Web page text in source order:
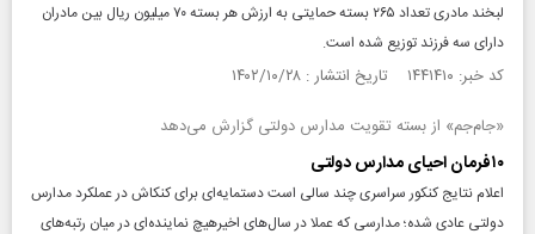
لبخند مادری تعداد ۲۶۵ بسته حمایتی به ارزش هر بسته ۷٠ میلیون ریال بین مادران
دارای سه فرزند توزیع شده است.
کد خبر: ۱۴۴۱۴۱۰ تاریخ انتشار : ۱۴۰۲/۱۰/۲۸
«جام‌جم» از بسته تقویت مدارس دولتی گزارش می‌دهد
۱۰فرمان احیای مدارس دولتی
اعلام نتایج کنکور سراسری چند سالی است دستمایه‌ای برای کنکاش در عملکرد مدارس
دولتی عادی شده؛ مدارسی که عملا در سال‌های اخیرهیچ نماینده‌ای در میان رتبه‌های